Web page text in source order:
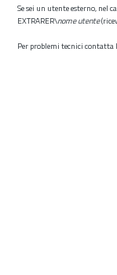
Se sei un utente esterno, nel
EXTRARER\nome utente
Per problemi tecnici contatta